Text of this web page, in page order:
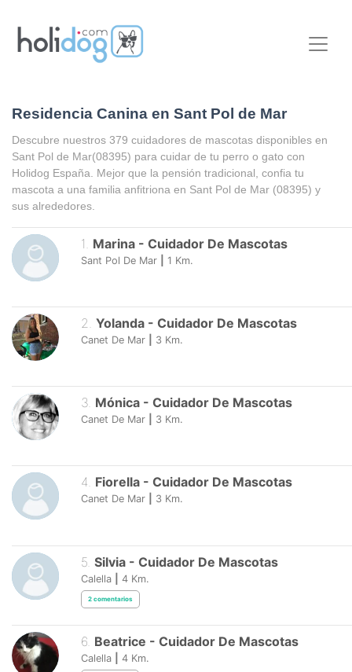
Residencia Canina en Sant Pol de Mar
Descubre nuestros 379 cuidadores de mascotas disponibles en
Sant Pol de Mar(08395) para cuidar de tu perro o gato con
Holidog España. Mejor que la pensión tradicional, confia tu
mascota a una familia anfitriona en Sant Pol de Mar (08395) y
sus alrededores.
1 Marina - Cuidador De Mascotas
Sant Pol De Mar 1 Km.
2. Yolanda - Cuidador De Mascotas
Canet De Mar 3 Km.
3. Mónica - Cuidador De Mascotas
Canet De Mar 3 Km.
4. Fiorella - Cuidador De Mascotas
Canet De Mar 3 Km.
5 Silvia - Cuidador De Mascotas
Calella 4 Km.
2 comentarios
6 Beatrice - Cuidador De Mascotas
Calella 4 Km.